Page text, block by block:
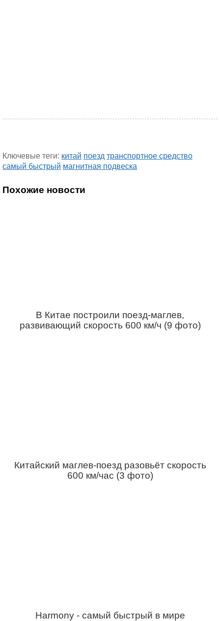
Ключевые теги: китай поезд транспортное средство
самый быстрый магнитная подвеска
Похожие новости
В Китае построили поезд-маглев,
развивающий скорость 600 км/ч (9 фото)
Китайский маглев-поезд разовьёт скорость
600 км/час (3 фото)
Harmony - самый быстрый в мире